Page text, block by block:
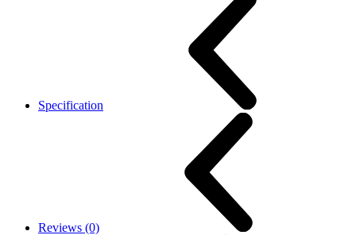
Specification
Reviews (0)